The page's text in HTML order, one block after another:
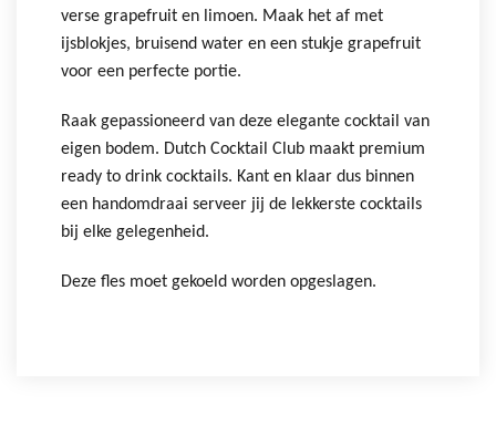
verse grapefruit en limoen. Maak het af met
ijsblokjes, bruisend water en een stukje grapefruit
voor een perfecte portie.
Raak gepassioneerd van deze elegante cocktail van
eigen bodem. Dutch Cocktail Club maakt premium
ready to drink cocktails. Kant en klaar dus binnen
een handomdraai serveer jij de lekkerste cocktails
bij elke gelegenheid.
Deze fles moet gekoeld worden opgeslagen.